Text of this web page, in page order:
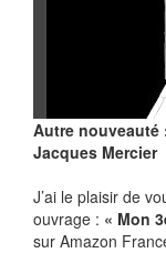
Autre nouveauté
Jacques Mercier
J’ai le plaisir de
ouvrage : « Mon
sur Amazon